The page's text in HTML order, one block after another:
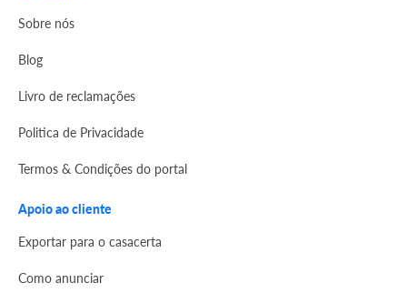
Sobre nós
Blog
Livro de reclamações
Politica de Privacidade
Termos & Condições do portal
Apoio ao cliente
Exportar para o casacerta
Como anunciar